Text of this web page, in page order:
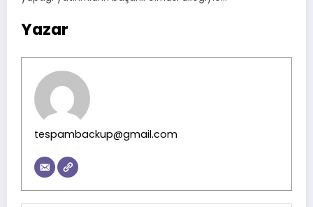
Yazar
tespambackup@gmail.com